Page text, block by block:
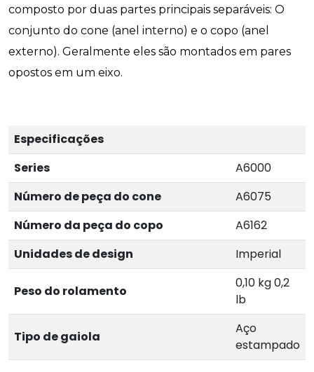
composto por duas partes principais separáveis: O
conjunto do cone (anel interno) e o copo (anel
externo). Geralmente eles são montados em pares
opostos em um eixo.
Especificações
Series
A6000
Número de peça do cone
A6075
Número da peça do copo
A6162
Unidades de design
Imperial
Peso do rolamento
0,10 kg 0,2
lb
Tipo de gaiola
Aço
estampado